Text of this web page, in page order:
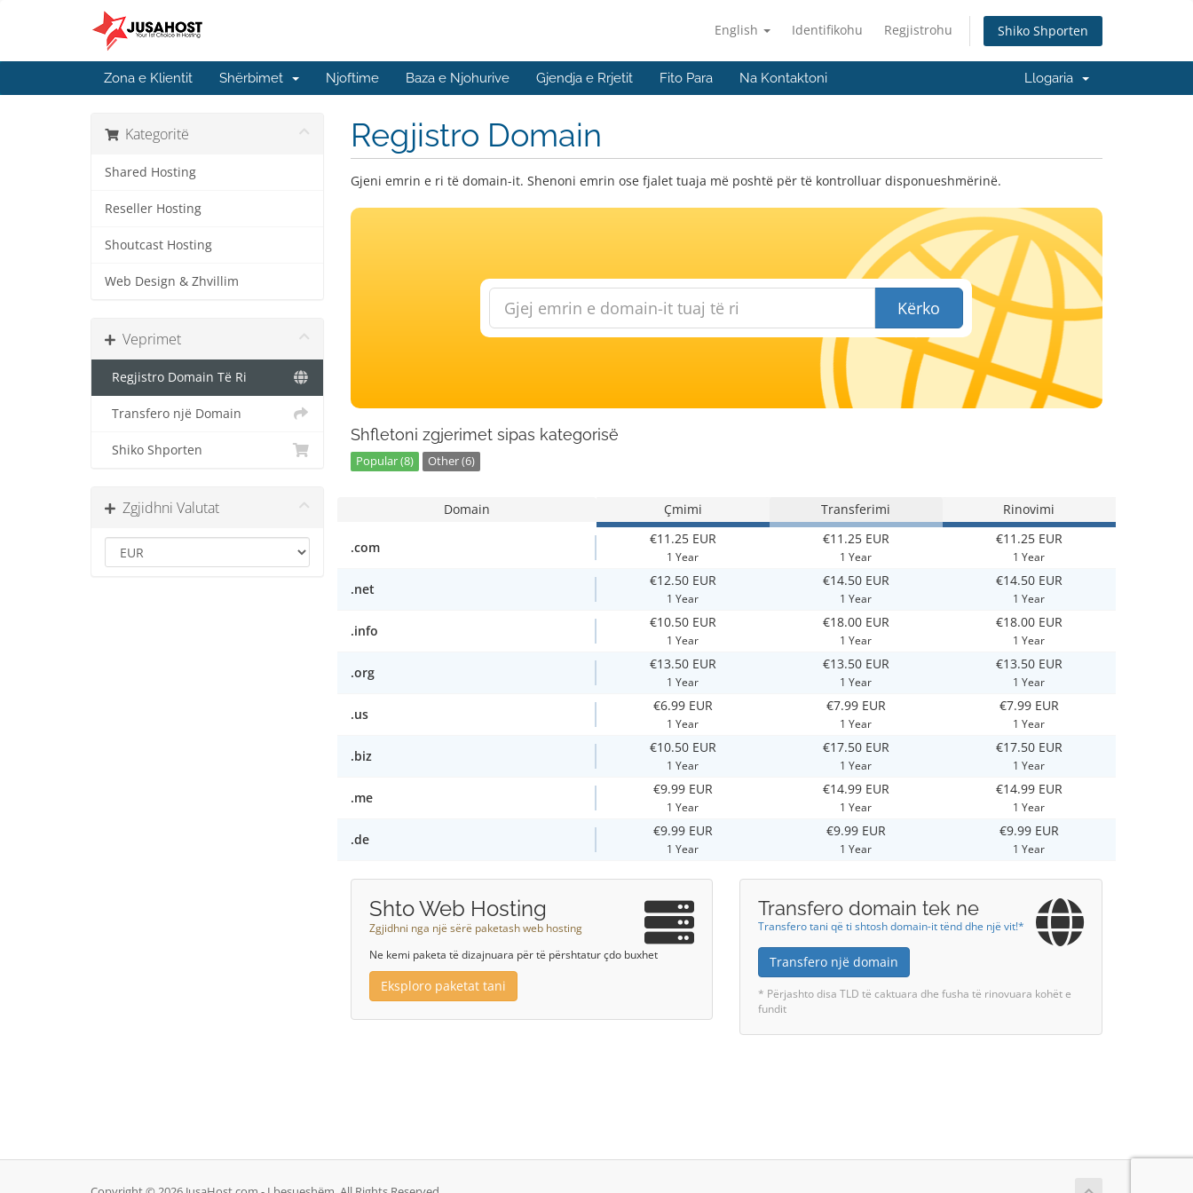
English Identifikohu Regjistrohu Shiko Shporten
Zona e Klientit Shërbimet Njoftime Baza e Njohurive Gjendja e Rrjetit Fito Para Na Kontaktoni Llogaria
Kategoritë
Shared Hosting
Reseller Hosting
Shoutcast Hosting
Web Design & Zhvillim
Veprimet
Regjistro Domain Të Ri
Transfero një Domain
Shiko Shporten
Zgjidhni Valutat
Regjistro Domain
Gjeni emrin e ri të domain-it. Shenoni emrin ose fjalet tuaja më poshtë për të kontrolluar disponueshmërinë.
Kërko
Shfletoni zgjerimet sipas kategorisë
Popular (8) Other (6)
Domain Çmimi Transferimi Rinovimi
.com
€11.25 EUR
1 Year
€11.25 EUR
1 Year
€11.25 EUR
1 Year
.net
€12.50 EUR
1 Year
€14.50 EUR
1 Year
€14.50 EUR
1 Year
.info
€10.50 EUR
1 Year
€18.00 EUR
1 Year
€18.00 EUR
1 Year
.org
€13.50 EUR
1 Year
€13.50 EUR
1 Year
€13.50 EUR
1 Year
.us
€6.99 EUR
1 Year
€7.99 EUR
1 Year
€7.99 EUR
1 Year
.biz
€10.50 EUR
1 Year
€17.50 EUR
1 Year
€17.50 EUR
1 Year
.me
€9.99 EUR
1 Year
€14.99 EUR
1 Year
€14.99 EUR
1 Year
.de
€9.99 EUR
1 Year
€9.99 EUR
1 Year
€9.99 EUR
1 Year
Shto Web Hosting
Zgjidhni nga një sërë paketash web hosting
Ne kemi paketa të dizajnuara për të përshtatur çdo buxhet
Eksploro paketat tani
Transfero domain tek ne
Transfero tani që ti shtosh domain-it tënd dhe një vit!*
Transfero një domain
* Përjashto disa TLD të caktuara dhe fusha të rinovuara kohët e
fundit